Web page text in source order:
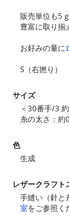
販売単位も5
豊富に取り揃
お好みの量に
S（右撚り）
サイズ
＜30番手/3
糸の太さ：
色
生成
レザークラフト
手縫い（針と
室をご参照く